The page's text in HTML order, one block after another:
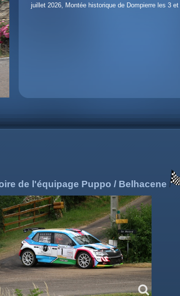
juillet 2026, Montée historique de Dompierre les 3
de l'équipage Puppo / Belhacene